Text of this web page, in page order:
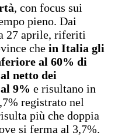
, con focus sui
pieno. Dai
27 aprile, riferiti
che in Italia gli
al 60% di
netto dei
9% e risultano in
registrato nel
più che doppia
si ferma al 3,7%.